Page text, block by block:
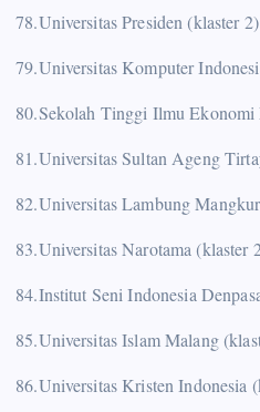
78.Universitas Presiden (klaster 2)
79.Universitas Komputer
80.Sekolah Tinggi Ilmu
81.Universitas Sultan Ageng
82.Universitas Lambung
83.Universitas Narotama (klaster
84.Institut Seni Indonesia
85.Universitas Islam Malang
86.Universitas Kristen Indonesia